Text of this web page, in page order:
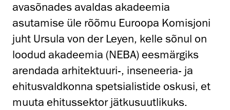
avasõnades avaldas akadeemia
asutamise üle rõõmu Euroopa Komisjoni
juht Ursula von der Leyen, kelle sõnul on
loodud akadeemia (NEBA) eesmärgiks
arendada arhitektuuri-, inseneeria- ja
ehitusvaldkonna spetsialistide oskusi, et
muuta ehitussektor jätkusuutlikuks.